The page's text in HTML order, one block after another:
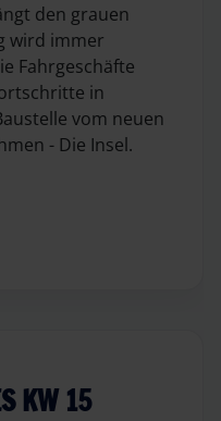
den grauen
wird immer
Fahrgeschäfte
in
vom neuen
- Die Insel.
KW 15